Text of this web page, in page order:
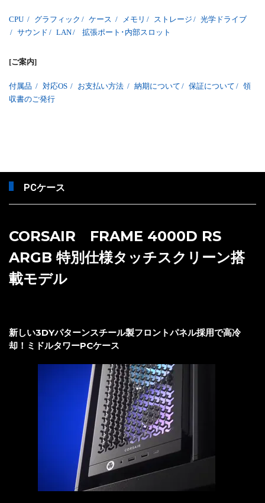
CPU / グラフィック / ケース / メモリ / ストレージ / 光学ドライブ
/ サウンド / LAN/ 拡張ポート･内部スロット
[ご案内]
付属品 / 対応OS / お支払い方法 / 納期について / 保証について / 領
収書のご発行
PCケース
CORSAIR FRAME 4000D RS
ARGB 特別仕様タッチスクリーン搭
載モデル
新しい3DYパターンスチール製フロントパネル採用で高冷
却！ミドルタワーPCケース